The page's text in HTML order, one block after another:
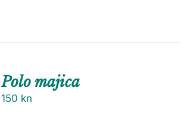
Polo majica
150 kn